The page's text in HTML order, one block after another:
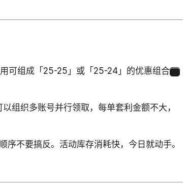
可组成「25-25」或「25-24」的优惠组合
组织多账号并行领取，每单套利金额不大，
不要搞反。活动库存消耗快，今日就动手。